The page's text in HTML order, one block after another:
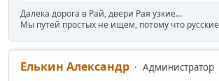
Далека дорога в Рай, двери Рая узкие...
Мы путей простых не ищем, потому что русские
Елькин Александр
Администратор